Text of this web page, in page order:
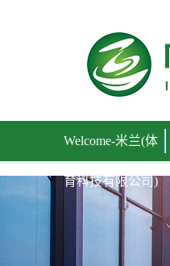
Welcome-米兰(体
育科技有限公司)